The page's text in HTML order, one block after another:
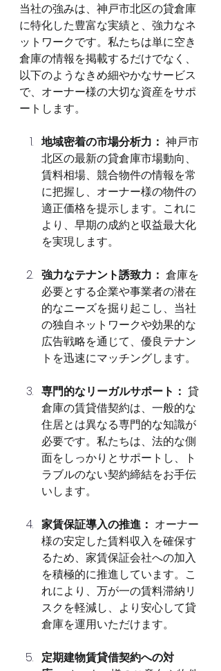
当社の強みは、神戸市北区の貸倉庫
に特化した豊富な実績と、強力なネ
ットワークです。私たちは単に空き
倉庫の情報を掲載するだけでなく、
以下のようなきめ細やかなサービス
で、オーナー様の大切な資産をサポ
ートします。
地域密着の市場分析力： 神戸市
北区の最新の貸倉庫市場動向、
賃料相場、競合物件の情報を常
に把握し、オーナー様の物件の
適正価格を提示します。これに
より、早期の成約と収益最大化
を実現します。
強力なテナント誘致力： 倉庫を
必要とする企業や事業者の潜在
的なニーズを掘り起こし、当社
の独自ネットワークや効果的な
広告戦略を通じて、優良テナン
トを迅速にマッチングします。
専門的なリーガルサポート： 貸
倉庫の賃貸借契約は、一般的な
住居とは異なる専門的な知識が
必要です。私たちは、法的な側
面をしっかりとサポートし、ト
ラブルのない契約締結をお手伝
いします。
家賃保証導入の推進： オーナー
様の安定した賃料収入を確保す
るため、家賃保証会社への加入
を積極的に推進しています。こ
れにより、万が一の賃料滞納リ
スクを軽減し、より安心して貸
倉庫を運用いただけます。
定期建物賃貸借契約への対